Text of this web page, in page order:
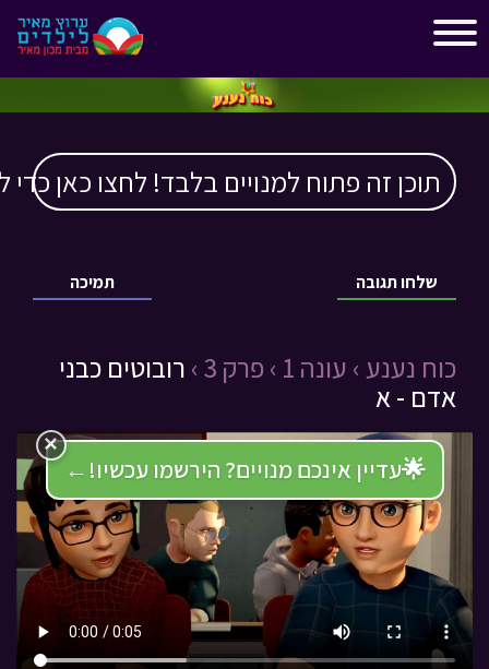
תוכן זה פתוח למנויים בלבד! לחצו כאן כדי
תמיכה שלחו תגובה
כוח נענע › עונה 1 › פרק 3 ›
רובוטים כבני
אדם - א
🌟עדיין אינכם מנויים? הירשמו עכשיו! ←
×